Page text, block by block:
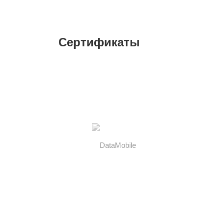
Сертификаты